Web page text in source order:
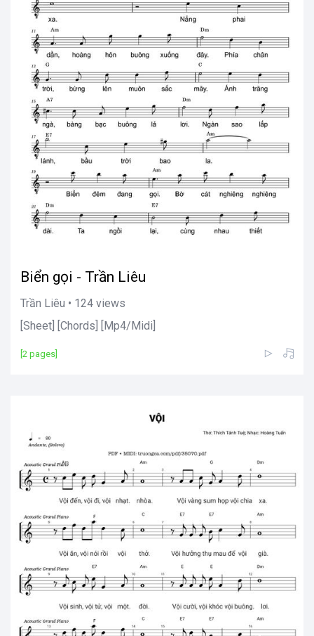
Biển gọi - Trần Liêu
Trần Liêu • 124 views
[Sheet] [Chords] [Mp4/Midi]
[2 pages]